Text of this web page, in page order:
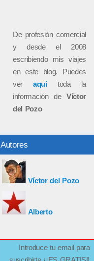
De profesión comercial
y desde el 2008
escribiendo mis viajes
en este blog. Puedes
veraquítoda la
información de Víctor
del Pozo
Autores
Víctor del Pozo
Alberto
Introduce tu email para